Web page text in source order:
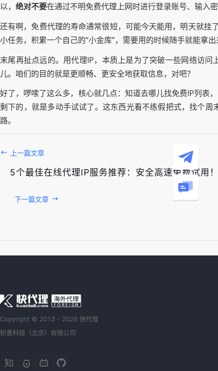
以， 绝对不要在通过不明免费代理上网时进行登录账号、输入
还有啊，免费代理的寿命通常很短，可能今天能用，明天就挂
小任务，积累一个自己的“小金库”，需要用的时候随手就能拿
末尾再扯点远的。用代理IP，本质上是为了突破一些网络访
儿。咱们的目的就是更顺畅、更安全地获取信息，对吧？
好了，啰嗦了这么多，核心就几点：知道去哪儿找免费IP列表
剩下的，就是多动手试试了。这东西光看不练假把式，找个
路。
上一篇文章
5个最佳在线代理IP服务推荐：安全高速免费试用
下一篇文章
Copyright © 2013 - 2026 快代理
积善科技（北京）有限公司